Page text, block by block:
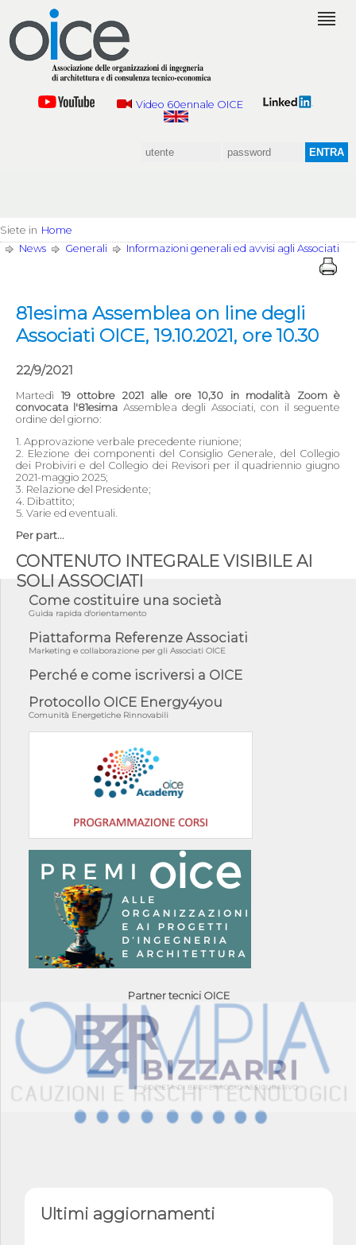
Video 60ennale OICE
Siete in Home
News
Generali Informazioni generali ed avvisi agli Associati
81esima Assemblea on line degli
Associati OICE, 19.10.2021, ore 10.30
22/9/2021
Martedì 19 ottobre 2021 alle ore 10,30 in modalità Zoom è
convocata l'81esima Assemblea degli Associati, con il seguente
ordine del giorno:
1. Approvazione verbale precedente riunione;
2. Elezione dei componenti del Consiglio Generale, del Collegio
dei Probiviri e del Collegio dei Revisori per il quadriennio giugno
2021-maggio 2025;
3. Relazione del Presidente;
4. Dibattito;
5. Varie ed eventuali.
Per part...
CONTENUTO INTEGRALE VISIBILE AI
SOLI ASSOCIATI
Come costituire una società
Guida rapida d'orientamento
Piattaforma Referenze Associati
Marketing e collaborazione per gli Associati OICE
Perché e come iscriversi a OICE
Protocollo OICE Energy4you
Comunità Energetiche Rinnovabili
Partner tecnici OICE
Ultimi aggiornamenti